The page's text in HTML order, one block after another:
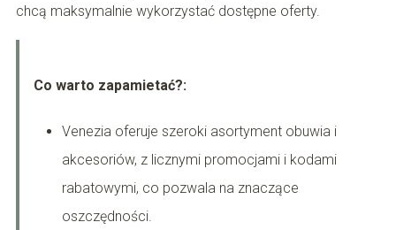
chcą maksymalnie wykorzystać dostępne oferty.
Co warto zapamietać?:
Venezia oferuje szeroki asortyment obuwia i
akcesoriów, z licznymi promocjami i kodami
rabatowymi, co pozwala na znaczące
oszczędności.